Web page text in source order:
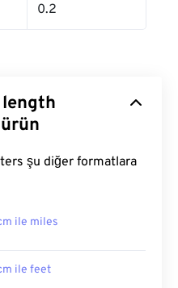
0.2
şu diğer formatlara
ile miles
ile feet